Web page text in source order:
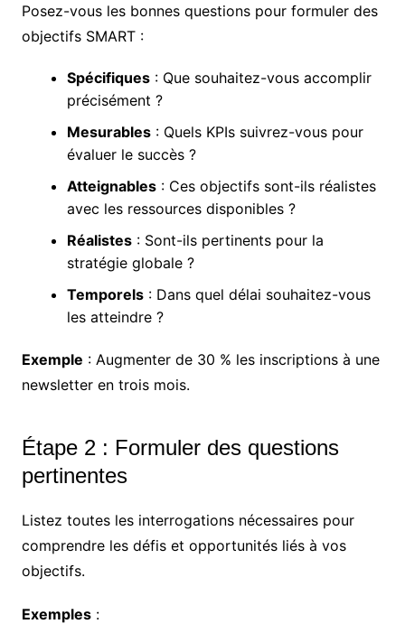
Posez-vous les bonnes questions pour formuler des
objectifs SMART :
Spécifiques: Que souhaitez-vous accomplir
précisément ?
Mesurables: Quels KPIs suivrez-vous pour
évaluer le succès ?
Atteignables: Ces objectifs sont-ils réalistes
avec les ressources disponibles ?
Réalistes: Sont-ils pertinents pour la
stratégie globale ?
Temporels: Dans quel délai souhaitez-vous
les atteindre ?
Exemple : Augmenter de 30 % les inscriptions à une
newsletter en trois mois.
Étape 2 : Formuler des questions
pertinentes
Listez toutes les interrogations nécessaires pour
comprendre les défis et opportunités liés à vos
objectifs.
Exemples: